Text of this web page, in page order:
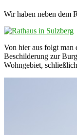
Wir haben neben dem
Von hier aus folgt man
Beschilderung zur
Wohngebiet,